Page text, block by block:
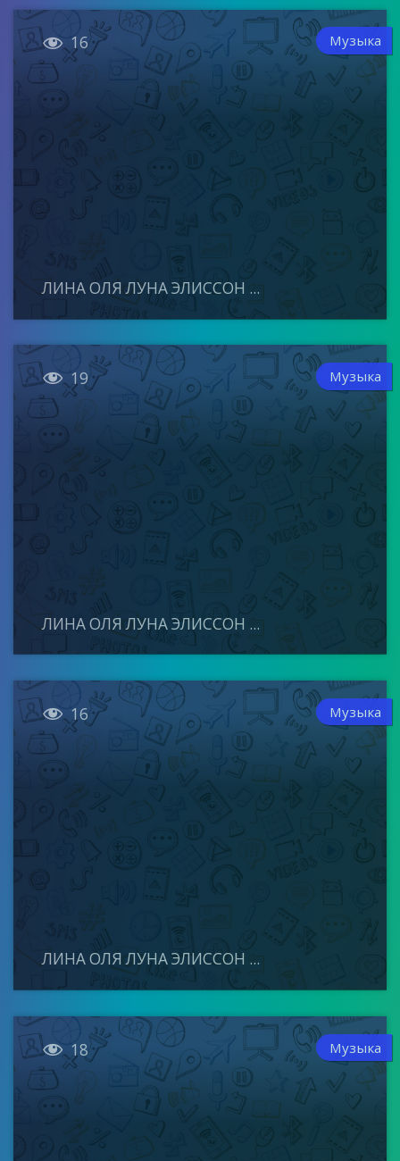
 16 Музыка
ЛИНА ОЛЯ ЛУНА ЭЛИССОН ...
 19 Музыка
ЛИНА ОЛЯ ЛУНА ЭЛИССОН ...
 16 Музыка
ЛИНА ОЛЯ ЛУНА ЭЛИССОН ...
 18 Музыка